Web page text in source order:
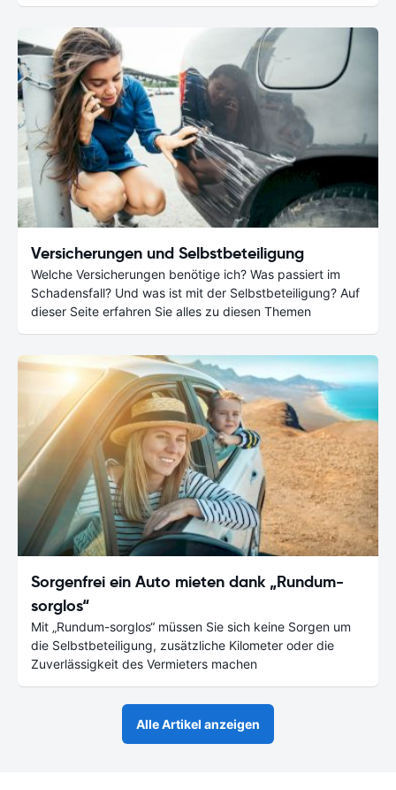
Versicherungen und Selbstbeteiligung
Welche Versicherungen benötige ich? Was passiert im
Schadensfall? Und was ist mit der Selbstbeteiligung? Auf
dieser Seite erfahren Sie alles zu diesen Themen
Sorgenfrei ein Auto mieten dank „Rundum-
sorglos“
Mit „Rundum-sorglos“ müssen Sie sich keine Sorgen um
die Selbstbeteiligung, zusätzliche Kilometer oder die
Zuverlässigkeit des Vermieters machen
Alle Artikel anzeigen